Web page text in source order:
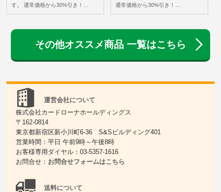
す。 通常価格から30%引き！…
通常価格から30%引き！…
その他オススメ商品 一覧はこちら
運営会社について
株式会社カードローナホールディングス
〒162-0814
東京都新宿区新小川町6-36 S&Sビルディング401
営業時間：平日 午前9時～午後8時
お客様専用ダイヤル：03-5357-1616
お問合せ： お問合せフォームはこちら
送料について